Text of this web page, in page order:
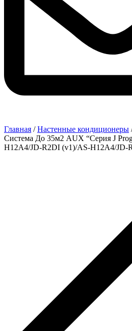
Главная /Настенные кондиционеры
Система До 35м2 AUX “Серия J
H12A4/JD-R2DI (v1)/AS-H12A4/JD-